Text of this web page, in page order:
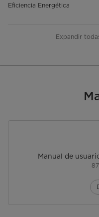
Eficiencia Energética
Accesorios
Expandir
Manual de